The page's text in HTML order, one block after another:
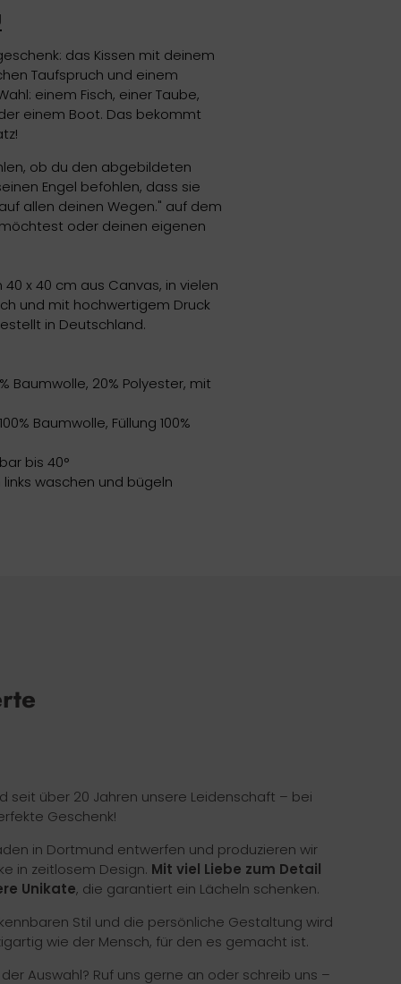
das Kissen mit deinem
Taufspruch und einem
einem Fisch, einer Taube,
einem Boot. Das bekommt
ob du den abgebildeten
Engel befohlen, dass sie
allen deinen Wegen." auf dem
oder deinen eigenen
40 x 40 cm aus Canvas, in vielen
und mit hochwertigem Druck
in Deutschland.
Baumwolle, 20% Polyester, mit
Baumwolle, Füllung 100%
bis 40°
waschen und bügeln
seit über 20 Jahren unsere Leidenschaft – bei
Geschenk!
in Dortmund entwerfen und produzieren wir
in zeitlosem Design. Mit viel Liebe zum Detail
Unikate, die garantiert ein Lächeln schenken.
Stil und die persönliche Gestaltung wird
wie der Mensch, für den es gemacht ist.
Auswahl? Ruf uns gerne an oder schreib uns –